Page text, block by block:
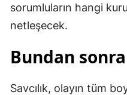
sorumluların hangi
netleşecek.
Bundan
Savcılık, olayın tüm